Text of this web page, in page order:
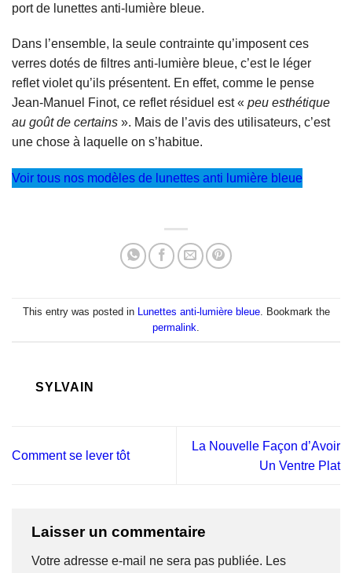
port de lunettes anti-lumière bleue.
Dans l’ensemble, la seule contrainte qu’imposent ces
verres dotés de filtres anti-lumière bleue, c’est le léger
reflet violet qu’ils présentent. En effet, comme le pense
Jean-Manuel Finot, ce reflet résiduel est « peu esthétique
au goût de certains ». Mais de l’avis des utilisateurs, c’est
une chose à laquelle on s’habitue.
Voir tous nos modèles de lunettes anti lumière bleue
This entry was posted in Lunettes anti-lumière bleue. Bookmark the
permalink
SYLVAIN
Comment se lever tôt
La Nouvelle Façon d’Avoir
Un Ventre Plat
Laisser un commentaire
Votre adresse e-mail ne sera pas publiée. Les